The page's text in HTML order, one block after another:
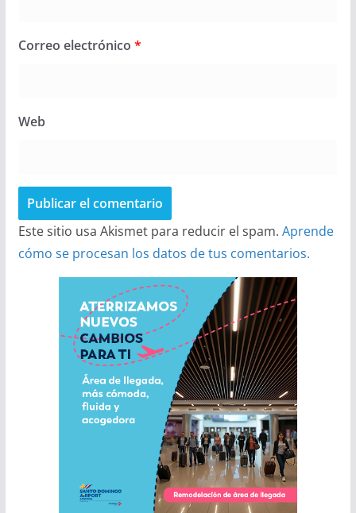
Correo electrónico *
Web
Este sitio usa Akismet para reducir el spam. Aprende
cómo se procesan los datos de tus comentarios.